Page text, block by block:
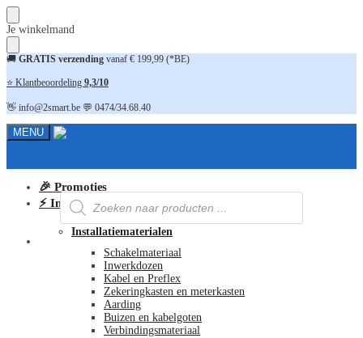
Skip
to
navigation
Skip
to
content
Je winkelmand
🚚 GRATIS verzending vanaf € 199,99 (*BE)
⭐ Klantbeoordeling 9,3/10
👋 info@2smart.be 💬 0474/34.68.40
MENU
Producten
zoeken
🎉 Promoties
⚡ Installatiematerialen
Installatiematerialen
Schakelmateriaal
Inwerkdozen
Kabel en Preflex
Zekeringkasten en meterkasten
Aarding
Buizen en kabelgoten
Verbindingsmateriaal